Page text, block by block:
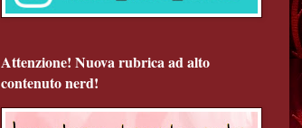
Attenzione! Nuova rubrica ad alto
contenuto nerd!